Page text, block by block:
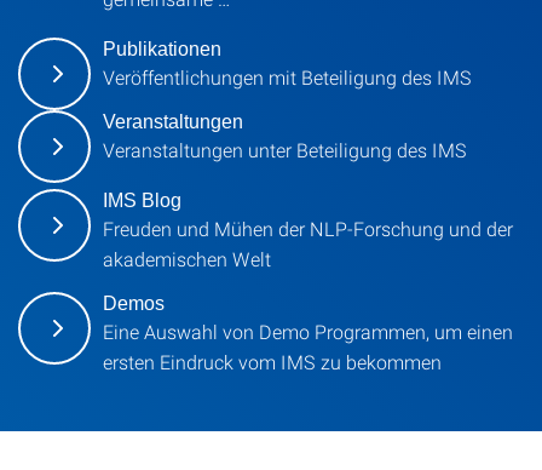
Publikationen
Veröffentlichungen mit Beteiligung des IMS
Veranstaltungen
Veranstaltungen unter Beteiligung des IMS
IMS Blog
Freuden und Mühen der NLP-Forschung und der
akademischen Welt
Demos
Eine Auswahl von Demo Programmen, um einen
ersten Eindruck vom IMS zu bekommen